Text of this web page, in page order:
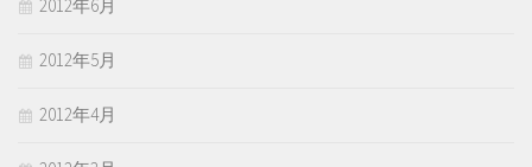
2012年6月
2012年5月
2012年4月